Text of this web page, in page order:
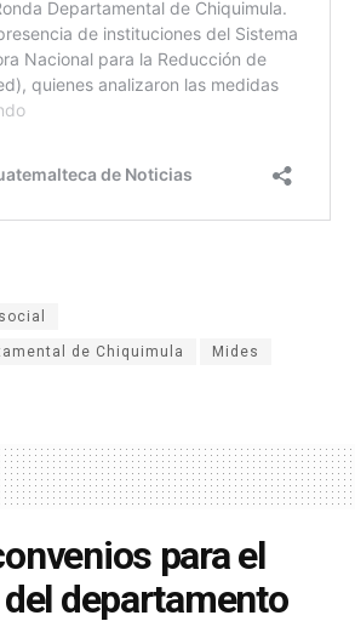
de Chiquimula Mides
para el
departamento